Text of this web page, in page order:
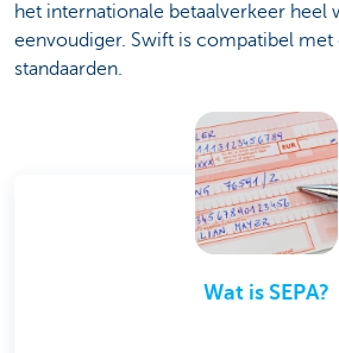
het internationale betaalverkeer heel
eenvoudiger. Swift is compatibel met
standaarden.
Wat is SEPA?